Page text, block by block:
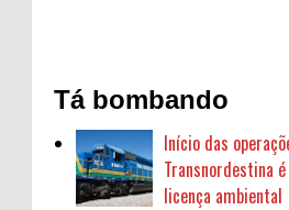
Tá bombando
Início das
Transnordestina
licença ambiental